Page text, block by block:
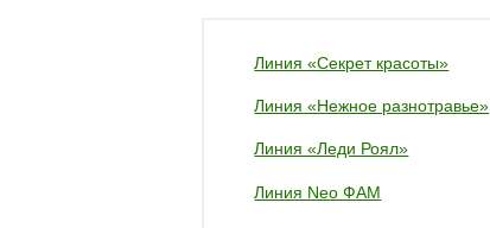
Линия «Секрет красоты»
Линия «Нежное разнотравье»
Линия «Леди Роял»
Линия Neo ФАМ